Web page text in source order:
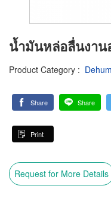
น้ำมันหล่อลื่นงาน
Product Category :
Share Share
Print
Request for More Details